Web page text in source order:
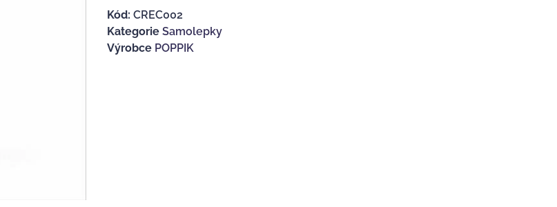
Kód: CREC002
Kategorie Samolepky
Výrobce POPPIK